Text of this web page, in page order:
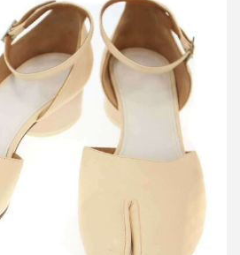
袋アンクルストラップバレリーナパン
プス
買取金額16,800円
詳しく見る